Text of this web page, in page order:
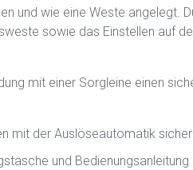
und wie eine Weste angelegt.
sowie das Einstellen auf
mit einer Sorgleine einen
mit der Auslöseautomatik
und Bedienungsanleitung